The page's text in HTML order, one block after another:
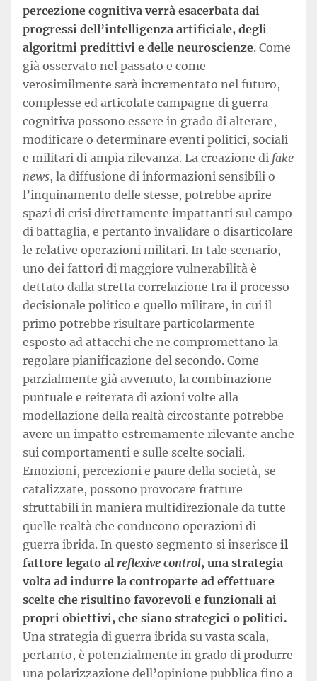
percezione cognitiva verrà esacerbata dai
progressi dell’intelligenza artificiale, degli
algoritmi predittivi e delle neuroscienze. Come
già osservato nel passato e come
verosimilmente sarà incrementato nel futuro,
complesse ed articolate campagne di guerra
cognitiva possono essere in grado di alterare,
modificare o determinare eventi politici, sociali
e militari di ampia rilevanza. La creazione di fake
news, la diffusione di informazioni sensibili o
l’inquinamento delle stesse, potrebbe aprire
spazi di crisi direttamente impattanti sul campo
di battaglia, e pertanto invalidare o disarticolare
le relative operazioni militari. In tale scenario,
uno dei fattori di maggiore vulnerabilità è
dettato dalla stretta correlazione tra il processo
decisionale politico e quello militare, in cui il
primo potrebbe risultare particolarmente
esposto ad attacchi che ne compromettano la
regolare pianificazione del secondo. Come
parzialmente già avvenuto, la combinazione
puntuale e reiterata di azioni volte alla
modellazione della realtà circostante potrebbe
avere un impatto estremamente rilevante anche
sui comportamenti e sulle scelte sociali.
Emozioni, percezioni e paure della società, se
catalizzate, possono provocare fratture
sfruttabili in maniera multidirezionale da tutte
quelle realtà che conducono operazioni di
guerra ibrida. In questo segmento si inserisce il
fattore legato al reflexive control, una strategia
volta ad indurre la controparte ad effettuare
scelte che risultino favorevoli e funzionali ai
propri obiettivi, che siano strategici o politici.
Una strategia di guerra ibrida su vasta scala,
pertanto, è potenzialmente in grado di produrre
una polarizzazione dell’opinione pubblica fino a